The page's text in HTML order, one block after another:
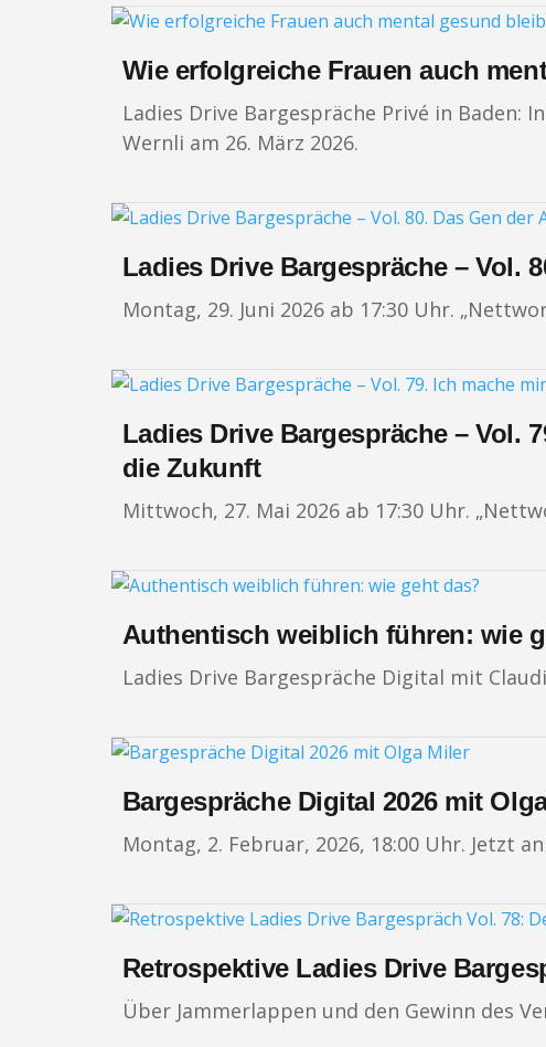
Wie erfolgreiche Frauen auch
Ladies Drive Bargespräche Privé in Baden:
Wernli am 26. März 2026.
Ladies Drive Bargespräche – Vol.
Montag, 29. Juni 2026 ab 17:30 Uhr.
Ladies Drive Bargespräche – Vol.
die Zukunft
Mittwoch, 27. Mai 2026 ab 17:30 Uhr.
Authentisch weiblich führen: wie
Ladies Drive Bargespräche Digital mit
Bargespräche Digital 2026 mit
Montag, 2. Februar, 2026, 18:00 Uhr. Jetzt
Retrospektive Ladies Drive
Über Jammerlappen und den Gewinn des